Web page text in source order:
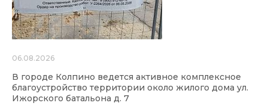
06.08.2026
В городе Колпино ведется активное комплексное
благоустройство территории около жилого дома ул.
Ижорского батальона д. 7